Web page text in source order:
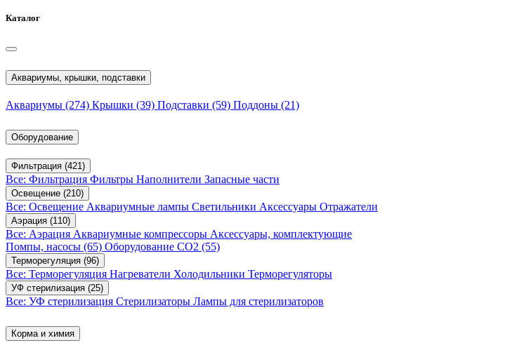
Каталог
Аквариумы, крышки, подставки
Аквариумы (274) Крышки (39) Подставки (59) Поддоны (21)
Оборудование
Фильтрация (421)
Все: Фильтрация Фильтры Наполнители Запасные части
Освещение (210)
Все: Освещение Аквариумные лампы Светильники Аксессуары Отражатели
Аэрация (110)
Все: Аэрация Аквариумные компрессоры Аксессуары, комплектующие
Помпы, насосы (65) Оборудование CO2 (55)
Терморегуляция (96)
Все: Терморегуляция Нагреватели Холодильники Терморегуляторы
УФ стерилизация (25)
Все: УФ стерилизация Стерилизаторы Лампы для стерилизаторов
Корма и химия